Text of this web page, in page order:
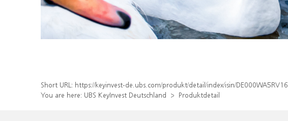
Short URL: https://keyinvest-de.ubs.com/produkt/detail/index/isin/DE000WA5RV16
You are here: UBS KeyInvest Deutschland Produktdetail